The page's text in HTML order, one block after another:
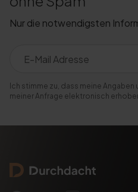
Nur die notwendigsten
Ich stimme zu, dass meine
meiner Anfrage elektronisch